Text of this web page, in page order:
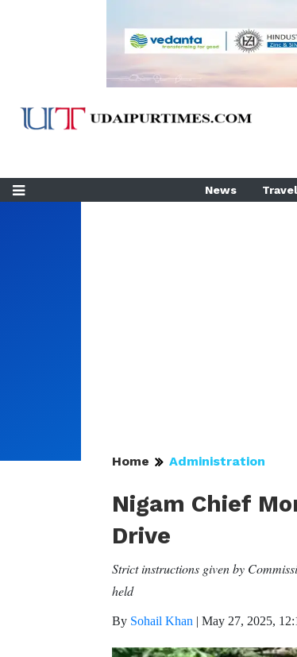
News Travel
Home Administration
Nigam Chief
Drive
Strict instructions given by
held
By Sohail Khan | May 27, 2025,